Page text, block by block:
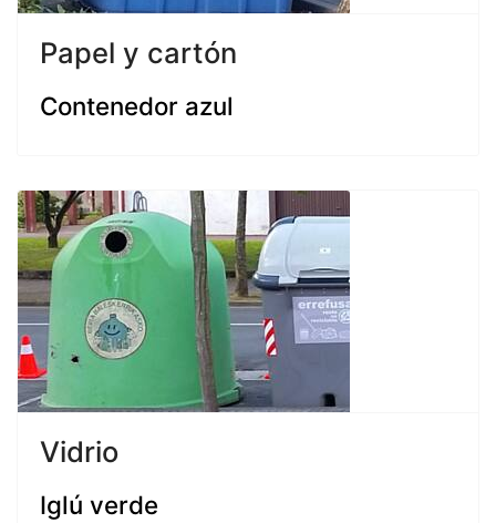
Papel y cartón
Contenedor azul
Vidrio
Iglú verde